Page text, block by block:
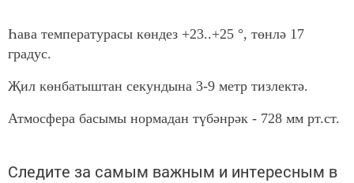
Һава температурасы көндез +23..+25 °, төнлә 17
градус.
Җил көнбатыштан секундына 3-9 метр тизлектә.
Атмосфера басымы нормадан түбәнрәк - 728 мм рт.ст.
Следите за самым важным и интересным в